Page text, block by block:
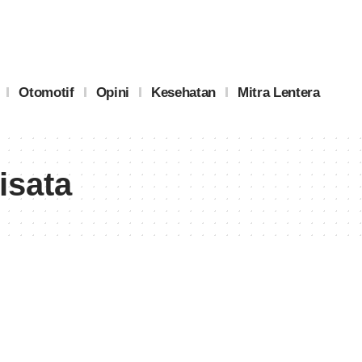
Otomotif Opini Kesehatan Mitra Lentera